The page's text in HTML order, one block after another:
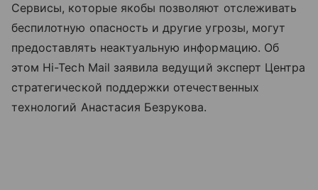
Сервисы, которые якобы позволяют отслеживать
беспилотную опасность и другие угрозы, могут
предоставлять неактуальную информацию. Об
этом Hi-Tech Mail заявила ведущий эксперт Центра
стратегической поддержки отечественных
технологий Анастасия Безрукова.